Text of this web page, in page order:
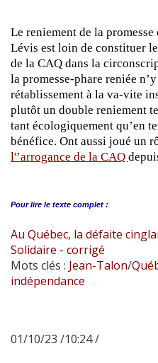
Le reniement de la
Lévis est loin de constituer
de la CAQ dans la
la promesse-phare reniée
rétablissement à la va-vite
plutôt un double reniement
tant écologiquement qu’en
bénéfice. Ont aussi joué un
l'’arrogance de la CAQ
Pour lire le texte complet :
Au Québec, la défaite
Solidaire - corrigé
Mots clés : Jean-Talon/
indépendance
01/10/23 /10:24 /